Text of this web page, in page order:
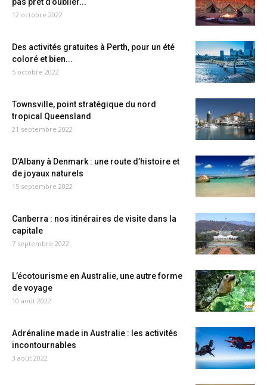
12 octobre 2022
Des activités gratuites à Perth, pour un été
coloré et bien...
5 octobre 2022
Townsville, point stratégique du nord
tropical Queensland
21 septembre 2022
D’Albany à Denmark : une route d’histoire et
de joyaux naturels
15 septembre 2022
Canberra : nos itinéraires de visite dans la
capitale
7 septembre 2022
L’écotourisme en Australie, une autre forme
de voyage
10 août 2022
Adrénaline made in Australie : les activités
incontournables
3 août 2022